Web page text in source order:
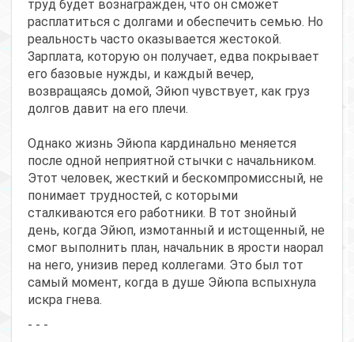
труд будет вознагражден, что он сможет
расплатиться с долгами и обеспечить семью. Но
реальность часто оказывается жестокой.
Зарплата, которую он получает, едва покрывает
его базовые нужды, и каждый вечер,
возвращаясь домой, Эйюп чувствует, как груз
долгов давит на его плечи.
Однако жизнь Эйюпа кардинально меняется
после одной неприятной стычки с начальником.
Этот человек, жесткий и бескомпромиссный, не
понимает трудностей, с которыми
сталкиваются его работники. В тот знойный
день, когда Эйюп, измотанный и истощенный, не
смог выполнить план, начальник в ярости наорал
на него, унизив перед коллегами. Это был тот
самый момент, когда в душе Эйюпа вспыхнула
искра гнева.
- - -